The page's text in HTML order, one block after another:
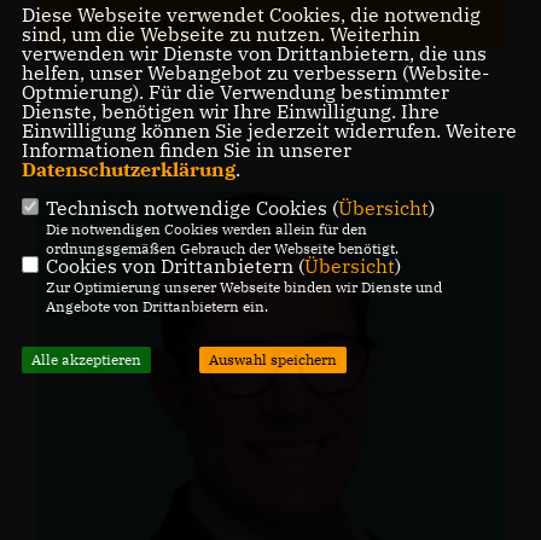
stv. Vorsitzende
Diese Webseite verwendet Cookies, die notwendig
sind, um die Webseite zu nutzen. Weiterhin
verwenden wir Dienste von Drittanbietern, die uns
helfen, unser Webangebot zu verbessern (Website-
Optmierung). Für die Verwendung bestimmter
Dienste, benötigen wir Ihre Einwilligung. Ihre
Einwilligung können Sie jederzeit widerrufen. Weitere
Informationen finden Sie in unserer
Datenschutzerklärung.
Technisch notwendige Cookies (Übersicht)
Die notwendigen Cookies werden allein für den
ordnungsgemäßen Gebrauch der Webseite benötigt.
Cookies von Drittanbietern (Übersicht)
Zur Optimierung unserer Webseite binden wir Dienste und
Angebote von Drittanbietern ein.
Alle akzeptieren Auswahl speichern